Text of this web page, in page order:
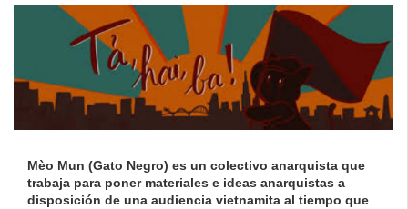
Mèo Mun (Gato Negro) es un colectivo anarquista que
trabaja para poner materiales e ideas anarquistas a
disposición de una audiencia vietnamita al tiempo que